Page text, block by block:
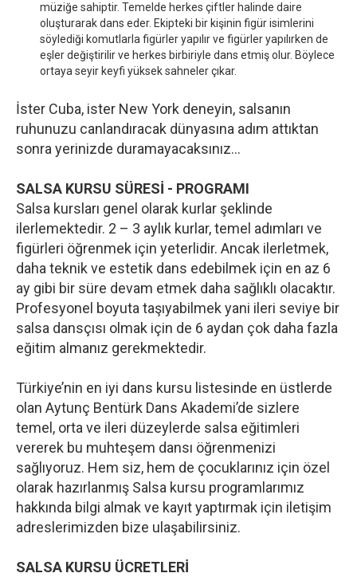
müziğe sahiptir. Temelde herkes çiftler halinde daire
oluşturarak dans eder. Ekipteki bir kişinin figür isimlerini
söylediği komutlarla figürler yapılır ve figürler yapılırken de
eşler değiştirilir ve herkes birbiriyle dans etmiş olur. Böylece
ortaya seyir keyfi yüksek sahneler çıkar.
İster Cuba, ister New York deneyin, salsanın
ruhunuzu canlandıracak dünyasına adım attıktan
sonra yerinizde duramayacaksınız…
SALSA KURSU SÜRESİ - PROGRAMI
Salsa kursları genel olarak kurlar şeklinde
ilerlemektedir. 2 – 3 aylık kurlar, temel adımları ve
figürleri öğrenmek için yeterlidir. Ancak ilerletmek,
daha teknik ve estetik dans edebilmek için en az 6
ay gibi bir süre devam etmek daha sağlıklı olacaktır.
Profesyonel boyuta taşıyabilmek yani ileri seviye bir
salsa dansçısı olmak için de 6 aydan çok daha fazla
eğitim almanız gerekmektedir.
Türkiye’nin en iyi dans kursu listesinde en üstlerde
olan Aytunç Bentürk Dans Akademi’de sizlere
temel, orta ve ileri düzeylerde salsa eğitimleri
vererek bu muhteşem dansı öğrenmenizi
sağlıyoruz. Hem siz, hem de çocuklarınız için özel
olarak hazırlanmış Salsa kursu programlarımız
hakkında bilgi almak ve kayıt yaptırmak için iletişim
adreslerimizden bize ulaşabilirsiniz.
SALSA KURSU ÜCRETLERİ